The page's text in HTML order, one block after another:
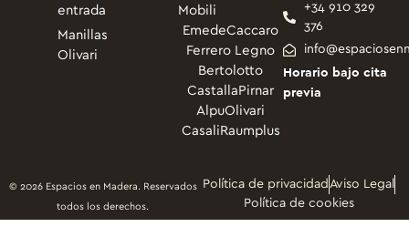
entrada
Manillas
Olivari
Mobili
EmedeCaccaro
Ferrero Legno
Bertolotto
CastallaPirnar
AlpuOlivari
CasaliRaumplus
+34 910 329
376
Horario bajo cita
previa
© 2026 Espacios en Madera. Reservados
todos los derechos.
Política de privacidadAviso Legal
Política de cookies